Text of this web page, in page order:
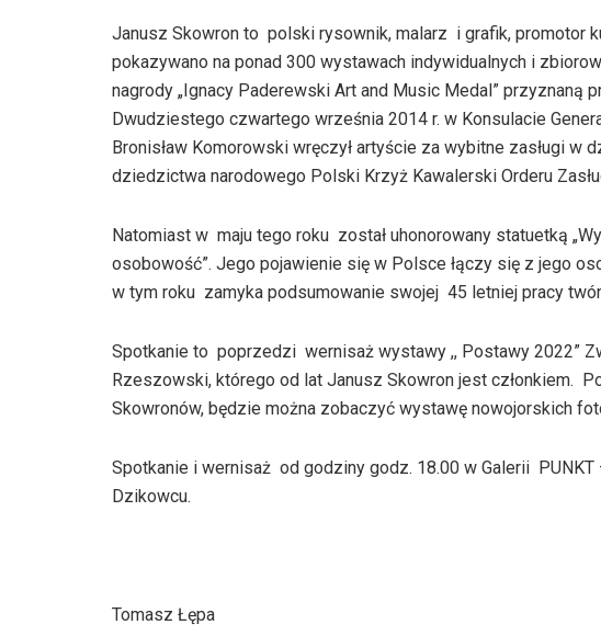
Janusz Skowron to polski rysownik, malarz i grafik, promotor
pokazywano na ponad 300 wystawach indywidualnych i
nagrody „Ignacy Paderewski Art and Music Medal” przyznaną
Dwudziestego czwartego września 2014 r. w Konsulacie
Bronisław Komorowski wręczył artyście za wybitne zasługi w
dziedzictwa narodowego Polski Krzyż Kawalerski Orderu
Natomiast w maju tego roku został uhonorowany statuetką
osobowość”. Jego pojawienie się w Polsce łączy się z jego
w tym roku zamyka podsumowanie swojej 45 letniej pracy
Spotkanie to poprzedzi wernisaż wystawy ,, Postawy 2022”
Rzeszowski, którego od lat Janusz Skowron jest członkiem.
Skowronów, będzie można zobaczyć wystawę nowojorskich
Spotkanie i wernisaż od godziny godz. 18.00 w Galerii
Dzikowcu.
Tomasz Łępa